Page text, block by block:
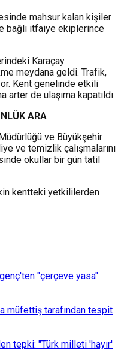
mahsur kalan kişiler
bağlı itfaiye ekiplerince
Karaçay
meydana geldi. Trafik,
Kent genelinde etkili
arter de ulaşıma kapatıldı.
ARA
ve Büyükşehir
ve temizlik çalışmalarını
okullar bir gün tatil
kentteki yetkililerden
"çerçeve yasa"
müfettiş tarafından tespit
tepki: "Türk milleti 'hayır'